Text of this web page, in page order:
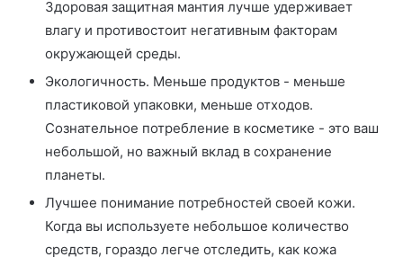
Здоровая защитная мантия лучше удерживает
влагу и противостоит негативным факторам
окружающей среды.
Экологичность. Меньше продуктов - меньше
пластиковой упаковки, меньше отходов.
Сознательное потребление в косметике - это ваш
небольшой, но важный вклад в сохранение
планеты.
Лучшее понимание потребностей своей кожи.
Когда вы используете небольшое количество
средств, гораздо легче отследить, как кожа